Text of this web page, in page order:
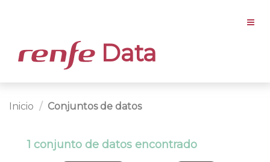
Data
Inicio Conjuntos de datos
1 conjunto de datos encontrado